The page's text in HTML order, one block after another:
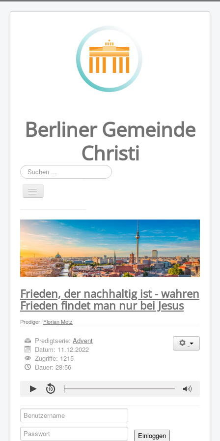
Berliner Gemeinde
Christi
Suchen
...
WER WIR SIND
GOTTESDIENST
PREDIGTEN
KONTAKT
Frieden, der nachhaltig ist - wahren
Frieden findet man nur bei Jesus
Prediger: Florian Metz
Predigtserie:Advent
Datum: 11.12.2022
Zugriffe: 1215
Dauer: 28:56
Einloggen